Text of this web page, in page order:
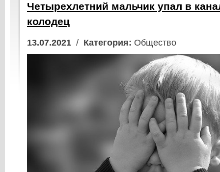
Четырехлетний мальчик упал в
колодец
13.07.2021 / Категория: Общество